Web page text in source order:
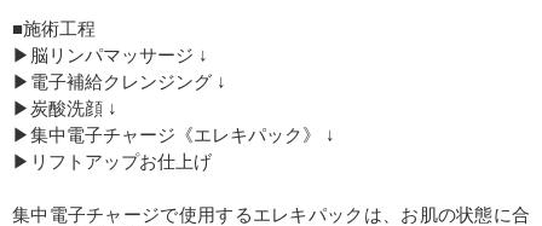
■施術工程
▶︎脳リンパマッサージ ↓
▶︎電子補給クレンジング ↓
▶︎炭酸洗顔 ↓
▶︎集中電子チャージ《エレキパック》 ↓
▶︎リフトアップお仕上げ
集中電子チャージで使用するエレキパックは、お肌の状態に合